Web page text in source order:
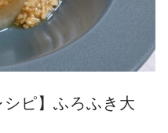
シピ】ふろふき大